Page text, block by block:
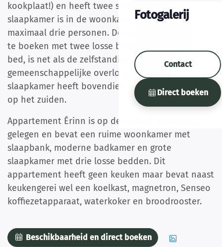
Fotogalerij
Contact
Direct boeken
kookplaat!) en heeft twee slaapkamers. De eerste
slaapkamer is in de woonkamer ingebouwd voor
maximaal drie personen. De tweede slaapkamer,
te boeken met twee losse bedden of een dubbel
bed, is net als de zelfstandige badkamer aan de
gemeenschappelijke overloop gelegen. Deze
slaapkamer heeft bovendien een klein dakterras
op het zuiden.
Appartement Érinn is op de tweede verdieping
gelegen en bevat een ruime woonkamer met
slaapbank, moderne badkamer en grote
slaapkamer met drie losse bedden. Dit
appartement heeft geen keuken maar bevat naast
keukengerei wel een koelkast, magnetron, Senseo
koffiezetapparaat, waterkoker en broodrooster.
Beschikbaarheid en direct boeken